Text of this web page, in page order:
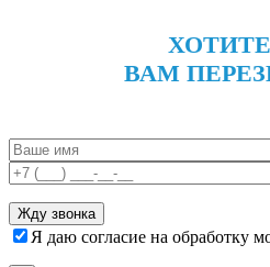
ВАМ
Я даю согласие на обработку